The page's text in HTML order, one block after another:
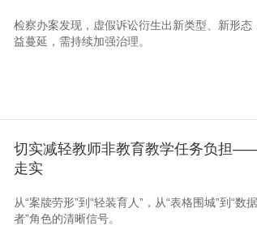
检察办案发现，虚假诉讼衍生出新类型、新形
益蔓延，需持续加强治理。
切实减轻教师非教育教学任务负担
走实
从“案牍劳形”到“轻装育人”，从“表格围城”到“
者”角色的清晰信号。